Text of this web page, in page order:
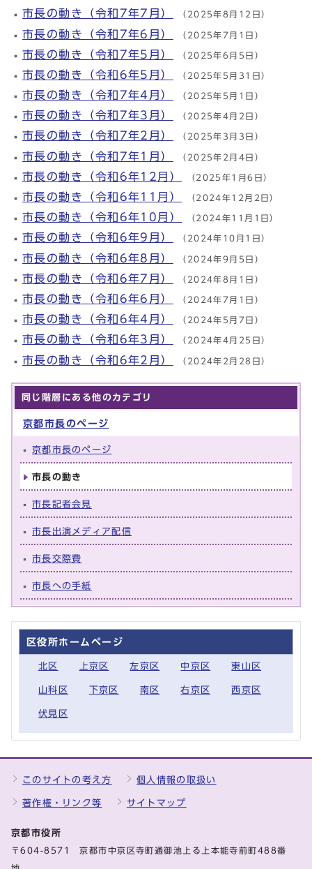
市長の動き（令和7年7月） （2025年8月12日）
市長の動き（令和7年6月） （2025年7月1日）
市長の動き（令和7年5月） （2025年6月5日）
市長の動き（令和6年5月） （2025年5月31日）
市長の動き（令和7年4月） （2025年5月1日）
市長の動き（令和7年3月） （2025年4月2日）
市長の動き（令和7年2月） （2025年3月3日）
市長の動き（令和7年1月） （2025年2月4日）
市長の動き（令和6年12月） （2025年1月6日）
市長の動き（令和6年11月） （2024年12月2日）
市長の動き（令和6年10月） （2024年11月1日）
市長の動き（令和6年9月） （2024年10月1日）
市長の動き（令和6年8月） （2024年9月5日）
市長の動き（令和6年7月） （2024年8月1日）
市長の動き（令和6年6月） （2024年7月1日）
市長の動き（令和6年4月） （2024年5月7日）
市長の動き（令和6年3月） （2024年4月25日）
市長の動き（令和6年2月） （2024年2月28日）
同じ階層にある他のカテゴリ
京都市長のページ
京都市長のページ
市長の動き
市長記者会見
市長出演メディア配信
市長交際費
市長への手紙
区役所ホームページ
北区 上京区 左京区 中京区 東山区
山科区 下京区 南区 右京区 西京区
伏見区
このサイトの考え方 個人情報の取扱い
著作権・リンク等 サイトマップ
京都市役所
〒604-8571 京都市中京区寺町通御池上る上本能寺前町488番